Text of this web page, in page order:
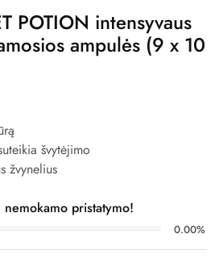
POTION intensyvaus
ampulės (9 x 10
švytėjimo
žvynelius
nemokamo pristatymo!
0.00%